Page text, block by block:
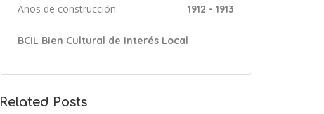
Años de construcción: 1912 - 1913
BCIL Bien Cultural de Interés Local
Related Posts